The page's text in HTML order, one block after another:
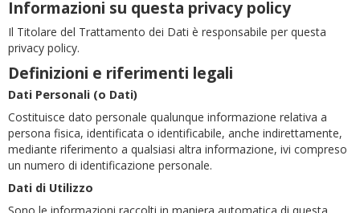
Informazioni su questa privacy policy
Il Titolare del Trattamento dei Dati è responsabile per questa
privacy policy.
Definizioni e riferimenti legali
Dati Personali (o Dati)
Costituisce dato personale qualunque informazione relativa a
persona fisica, identificata o identificabile, anche indirettamente,
mediante riferimento a qualsiasi altra informazione, ivi compreso
un numero di identificazione personale.
Dati di Utilizzo
Sono le informazioni raccolti in maniera automatica di questa